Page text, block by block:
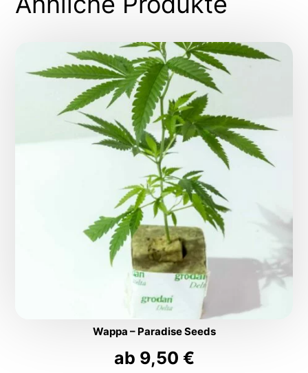
Wappa – Paradise Seeds
ab 9,50 €